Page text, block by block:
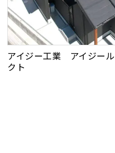
アイジー工業 アイジー
クト